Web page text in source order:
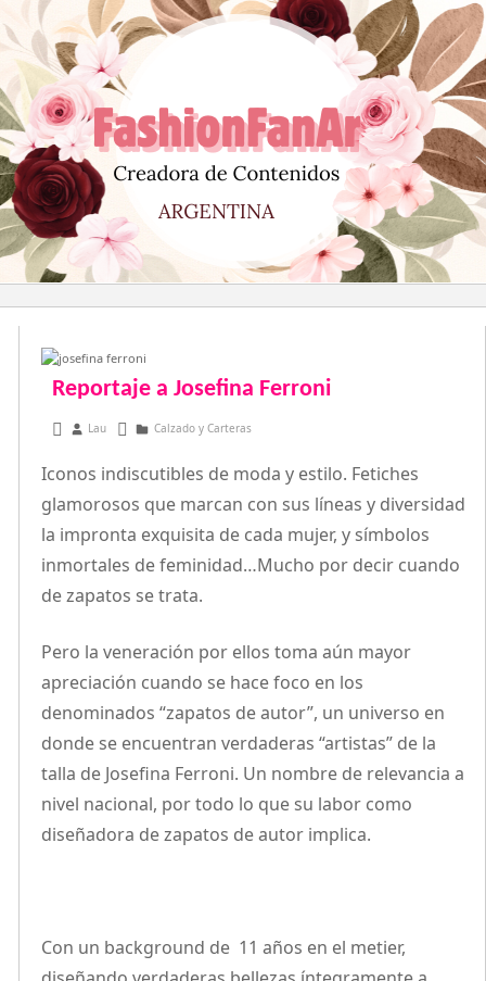
al
contenido
Reportaje a Josefina Ferroni
noviembre 19, 2013
Lau Calzado y Carteras
Iconos indiscutibles de moda y estilo. Fetiches
glamorosos que marcan con sus líneas y diversidad
la impronta exquisita de cada mujer, y símbolos
inmortales de feminidad…Mucho por decir cuando
de zapatos se trata.
Pero la veneración por ellos toma aún mayor
apreciación cuando se hace foco en los
denominados “zapatos de autor”, un universo en
donde se encuentran verdaderas “artistas” de la
talla de Josefina Ferroni. Un nombre de relevancia a
nivel nacional, por todo lo que su labor como
diseñadora de zapatos de autor implica.
Con un background de 11 años en el metier,